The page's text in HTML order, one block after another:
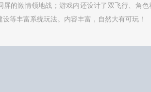
屏的激情领地战；游戏内还设计了双飞行、角色
设等丰富系统玩法。内容丰富，自然大有可玩！